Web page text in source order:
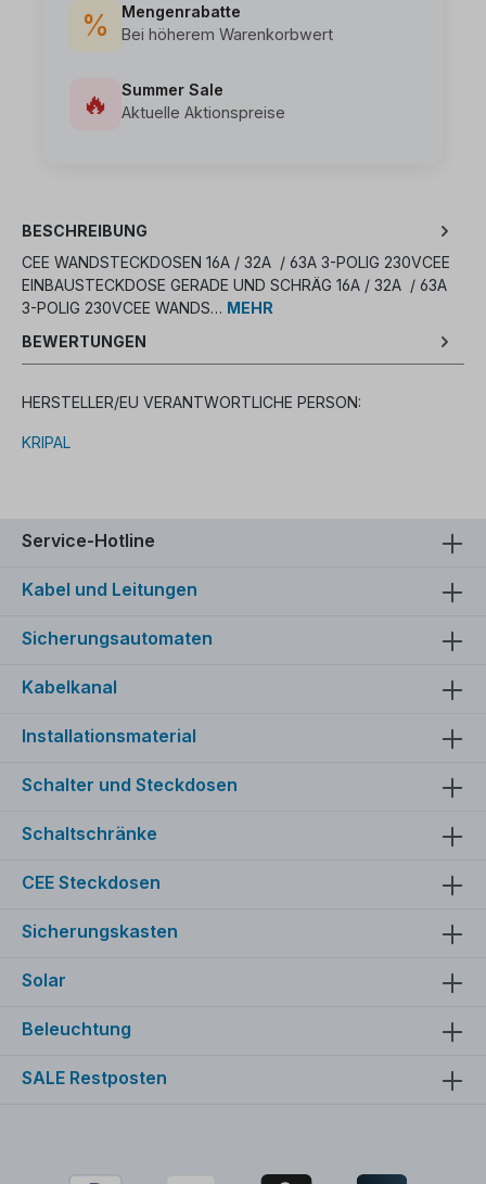
%
Mengenrabatte
Bei höherem Warenkorbwert
🔥
Summer Sale
Aktuelle Aktionspreise
BESCHREIBUNG
CEE WANDSTECKDOSEN 16A / 32A / 63A 3-POLIG 230VCEE
EINBAUSTECKDOSE GERADE UND SCHRÄG 16A / 32A / 63A
3-POLIG 230VCEE WANDS… MEHR
BEWERTUNGEN
HERSTELLER/EU VERANTWORTLICHE PERSON:
KRIPAL
Service-Hotline
Kabel und Leitungen
Sicherungsautomaten
Kabelkanal
Installationsmaterial
Schalter und Steckdosen
Schaltschränke
CEE Steckdosen
Sicherungskasten
Solar
Beleuchtung
SALE Restposten